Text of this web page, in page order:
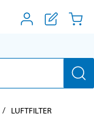
LUFTFILTER